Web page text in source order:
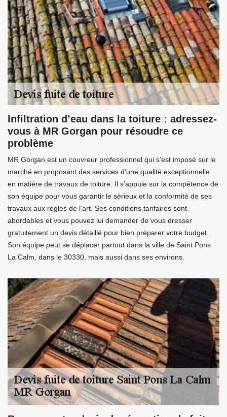
Infiltration d’eau dans la toiture : adressez-
vous à MR Gorgan pour résoudre ce
problème
MR Gorgan est un couvreur professionnel qui s’est imposé sur le
marché en proposant des services d’une qualité exceptionnelle
en matière de travaux de toiture. Il s’appuie sur la compétence de
son équipe pour vous garantir le sérieux et la conformité de ses
travaux aux règles de l’art. Ses conditions tarifaires sont
abordables et vous pouvez lui demander de vous dresser
gratuitement un devis détaillé pour bien préparer votre budget.
Son équipe peut se déplacer partout dans la ville de Saint Pons
La Calm, dans le 30330, mais aussi dans ses environs.